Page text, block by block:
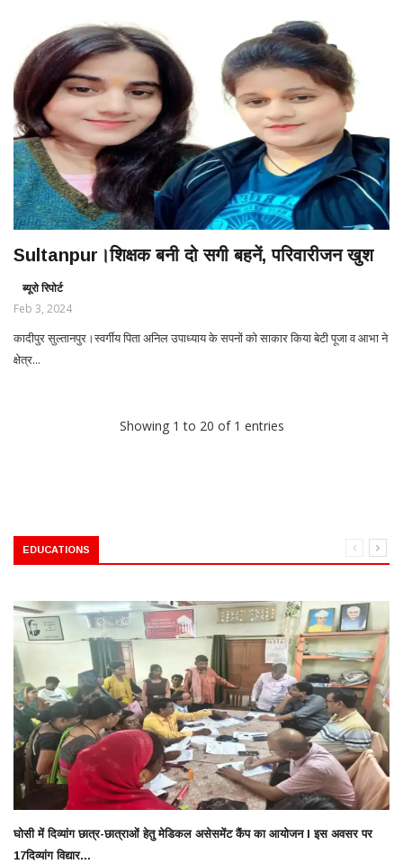
Sultanpur।शिक्षक बनी दो सगी बहनें, परिवारीजन खुश
ब्यूरो रिपोर्ट
Feb 3, 2024
कादीपुर सुल्तानपुर।स्वर्गीय पिता अनिल उपाध्याय के सपनों को साकार किया बेटी पूजा व आभा ने
क्षेत्र...
Showing 1 to 20 of 1 entries
EDUCATIONS
घोसी में दिव्यांग छात्र-छात्राओं हेतु मेडिकल असेसमेंट कैंप का आयोजन l इस अवसर पर
17दिव्यांग विद्यार...